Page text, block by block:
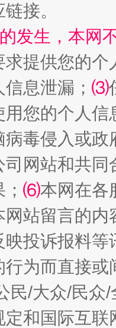
规模
接。
发生，本网
提供您的个
息泄漏； ⑶
您的个人
毒侵入或
网站和共
⑹本网在各
网站留言的内
投诉报料
为而直接
民/大众/民
和国际互